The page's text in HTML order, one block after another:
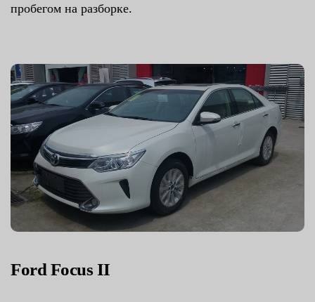
пробегом на разборке.
Ford Focus II